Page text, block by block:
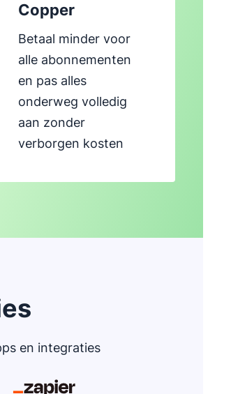
Copper
Betaal minder voor
alle abonnementen
en pas alles
onderweg volledig
aan zonder
verborgen kosten
en integraties